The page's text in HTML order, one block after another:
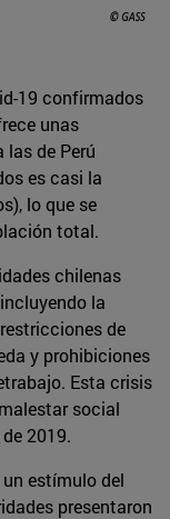
19 confirmados
unas
las de Perú
es casi la
lo que se
total.
chilenas
la
de
y prohibiciones
Esta crisis
social
2019.
estímulo del
presentaron